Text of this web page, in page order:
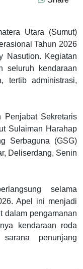
Utara (Sumut)
Tahun 2026
Nasution. Kegiatan
seluruh kendaraan
tertib administrasi,
Sekretaris
Sulaiman Harahap
Serbaguna (GSG)
Deliserdang, Senin
selama
Apel ini menjadi
dalam pengamanan
kendaraan roda
penunjang